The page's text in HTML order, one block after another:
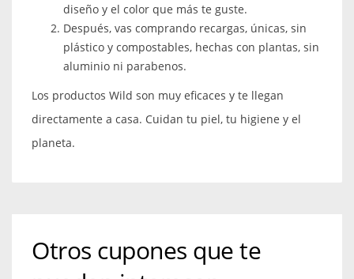
diseño y el color que más te guste.
Después, vas comprando recargas, únicas, sin
plástico y compostables, hechas con plantas, sin
aluminio ni parabenos.
Los productos Wild son muy eficaces y te llegan
directamente a casa. Cuidan tu piel, tu higiene y el
planeta.
Otros cupones que te